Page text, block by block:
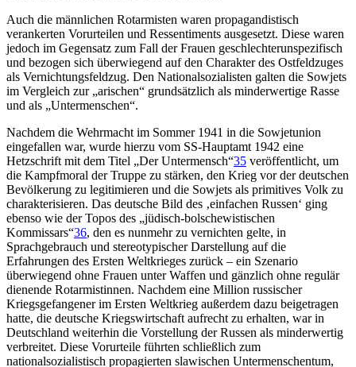
Auch die männlichen Rotarmisten waren propagandistisch
verankerten Vorurteilen und Ressentiments ausgesetzt. Diese waren
jedoch im Gegensatz zum Fall der Frauen geschlechterunspezifisch
und bezogen sich überwiegend auf den Charakter des Ostfeldzuges
als Vernichtungsfeldzug. Den Nationalsozialisten galten die Sowjets
im Vergleich zur „arischen“ grundsätzlich als minderwertige Rasse
und als „Untermenschen“.
Nachdem die Wehrmacht im Sommer 1941 in die Sowjetunion
eingefallen war, wurde hierzu vom SS-Hauptamt 1942 eine
Hetzschrift mit dem Titel „Der Untermensch“35 veröffentlicht, um
die Kampfmoral der Truppe zu stärken, den Krieg vor der deutschen
Bevölkerung zu legitimieren und die Sowjets als primitives Volk zu
charakterisieren. Das deutsche Bild des ‚einfachen Russen‘ ging
ebenso wie der Topos des „jüdisch-bolschewistischen
Kommissars“36, den es nunmehr zu vernichten gelte, in
Sprachgebrauch und stereotypischer Darstellung auf die
Erfahrungen des Ersten Weltkrieges zurück – ein Szenario
überwiegend ohne Frauen unter Waffen und gänzlich ohne regulär
dienende Rotarmistinnen. Nachdem eine Million russischer
Kriegsgefangener im Ersten Weltkrieg außerdem dazu beigetragen
hatte, die deutsche Kriegswirtschaft aufrecht zu erhalten, war in
Deutschland weiterhin die Vorstellung der Russen als minderwertig
verbreitet. Diese Vorurteile führten schließlich zum
nationalsozialistisch propagierten slawischen Untermenschentum,